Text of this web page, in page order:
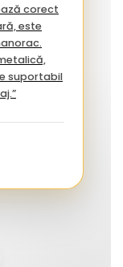
corect
este
suportabil